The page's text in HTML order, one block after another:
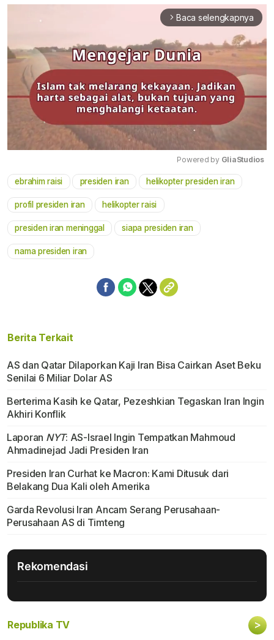
arrow_forward_ios Baca selengkapnya
Mute
Powered by GliaStudios
ebrahim raisi presiden iran helikopter presiden iran
profil presiden iran helikopter raisi
presiden iran meninggal siapa presiden iran
nama presiden iran
Berita Terkait
AS dan Qatar Dilaporkan Kaji Iran Bisa Cairkan Aset Beku
Senilai 6 Miliar Dolar AS
Berterima Kasih ke Qatar, Pezeshkian Tegaskan Iran Ingin
Akhiri Konflik
Laporan NYT: AS-Israel Ingin Tempatkan Mahmoud
Ahmadinejad Jadi Presiden Iran
Presiden Iran Curhat ke Macron: Kami Ditusuk dari
Belakang Dua Kali oleh Amerika
Garda Revolusi Iran Ancam Serang Perusahaan-
Perusahaan AS di Timteng
Rekomendasi
Republika TV >